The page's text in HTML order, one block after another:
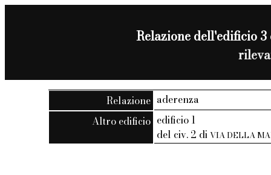
Relazione dell'edificio
Relazione aderenza
Altro edificio edificio 1
del civ. 2 diVIA DELLA